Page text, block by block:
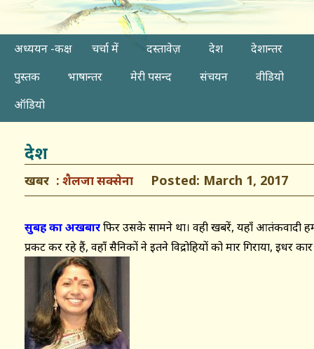
अध्ययन -कक्ष चर्चा में दस्तावेज़ देश
देशान्तर
पुस्तक
भाषान्तर मेरी पसन्द संचयन
वीडियो
ऑडियो
देश
खबर शैलजा सक्सेना Posted: March 1, 2017
सुबह का अखबारफिर उसके सामने था। वही खबरें, यहाँ आतंकवादी
प्रकट कर रहे हैं, वहाँ सैनिकों ने इतने विद्रोहियों को मार गिराया, इधर